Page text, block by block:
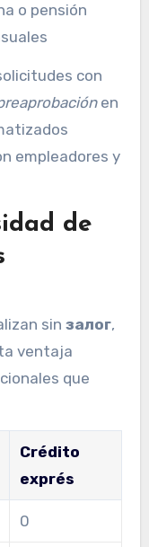
o pensión
con
en
empleadores y
de
sin залог,
ventaja
que
Crédito
exprés
0